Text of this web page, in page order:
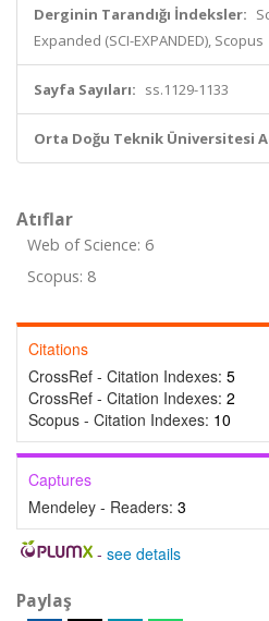
Derginin Tarandığı İndeksler:
Expanded (SCI-EXPANDED), Scopus
Sayfa Sayıları: ss.1129-1133
Orta Doğu Teknik Üniversitesi
Atıflar
Web of Science: 6
Scopus: 8
Citations
CrossRef - Citation Indexes: 5
CrossRef - Citation Indexes: 2
Scopus - Citation Indexes: 10
Captures
Mendeley - Readers: 3
- see details
Paylaş